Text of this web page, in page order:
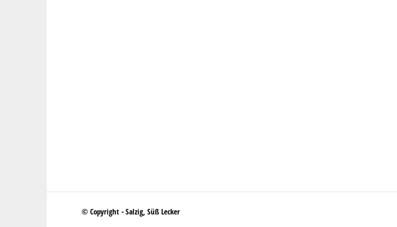
© Copyright - Salzig, Süß Lecker